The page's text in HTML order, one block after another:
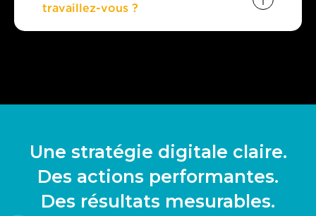
travaillez-vous ?
Une stratégie digitale claire.
Des actions performantes.
Des résultats mesurables.